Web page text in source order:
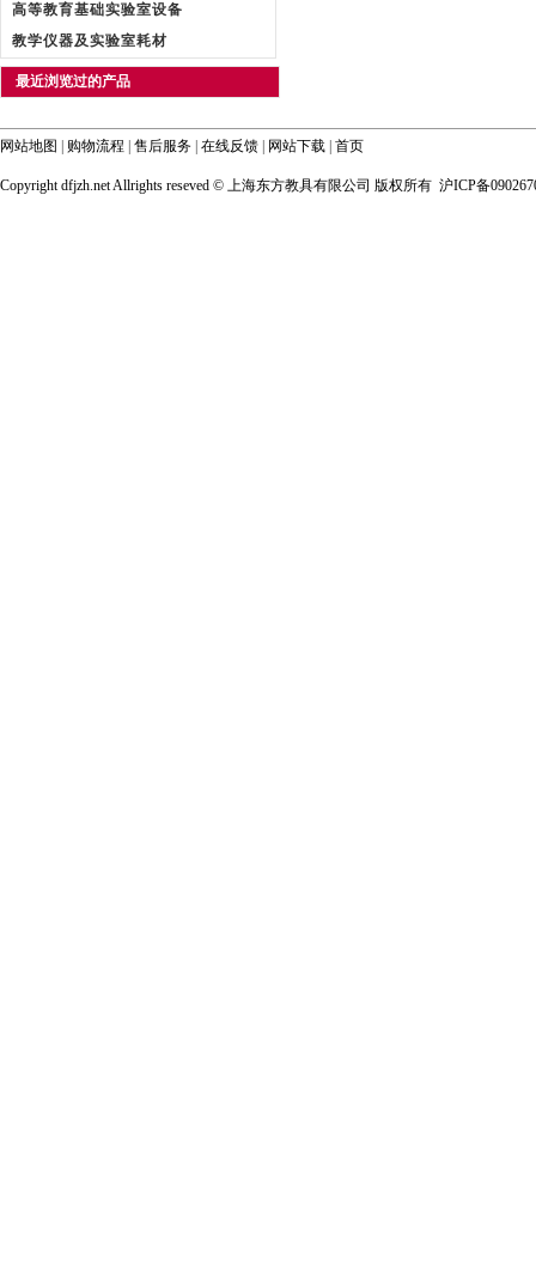
高等教育基础实验室设备
教学仪器及实验室耗材
最近浏览过的产品
网站地图 购物流程 售后服务 在线反馈 网站下载 首页
Copyright dfjzh.net Allrights reseved © 上海东方教具有限公司 版权所有 沪ICP备